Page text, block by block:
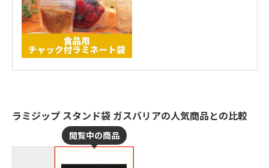
ラミジップ スタンド袋 ガスバリアの人気商品との比較